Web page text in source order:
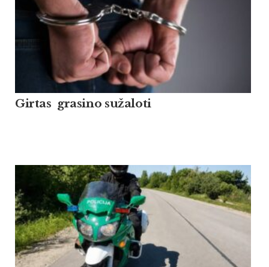
Girtas grasino sužaloti